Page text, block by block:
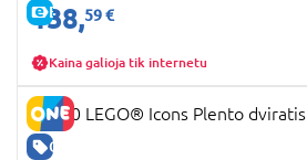
E-KAINA
138,59 €
Kaina galioja tik internetu
GERA KAINA
11380 LEGO® Icons Plento dviratis